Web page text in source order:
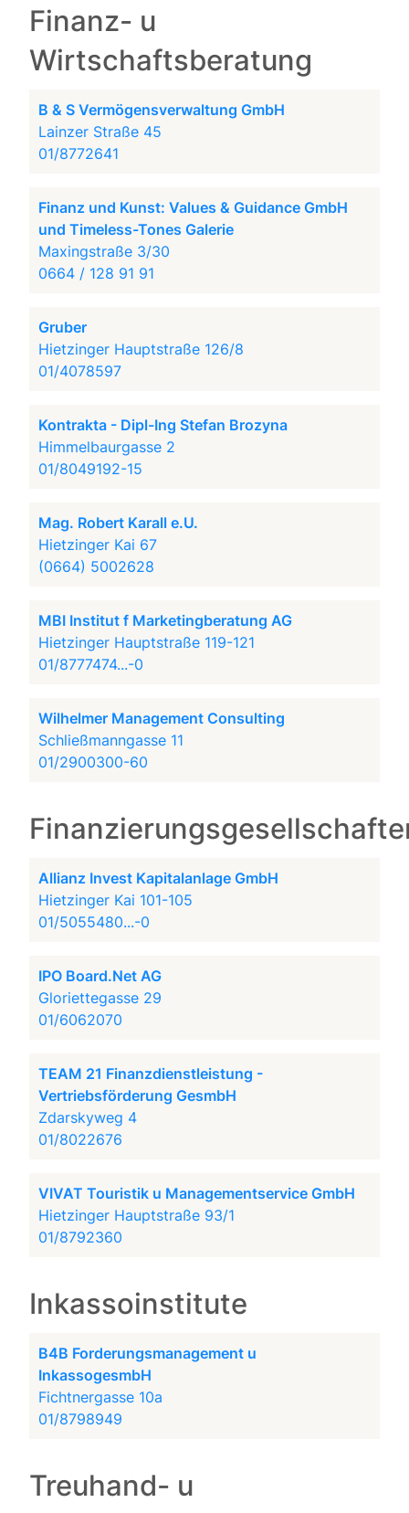
Finanz- u
Wirtschaftsberatung
B & S Vermögensverwaltung GmbH
Lainzer Straße 45
01/8772641
Finanz und Kunst: Values & Guidance GmbH
und Timeless-Tones Galerie
Maxingstraße 3/30
0664 / 128 91 91
Gruber
Hietzinger Hauptstraße 126/8
01/4078597
Kontrakta - Dipl-Ing Stefan Brozyna
Himmelbaurgasse 2
01/8049192-15
Mag. Robert Karall e.U.
Hietzinger Kai 67
(0664) 5002628
MBI Institut f Marketingberatung AG
Hietzinger Hauptstraße 119-121
01/8777474...-0
Wilhelmer Management Consulting
Schließmanngasse 11
01/2900300-60
Allianz Invest Kapitalanlage GmbH
Hietzinger Kai 101-105
01/5055480...-0
IPO Board.Net AG
Gloriettegasse 29
01/6062070
TEAM 21 Finanzdienstleistung -
Vertriebsförderung GesmbH
Zdarskyweg 4
01/8022676
VIVAT Touristik u Managementservice GmbH
Hietzinger Hauptstraße 93/1
01/8792360
Inkassoinstitute
B4B Forderungsmanagement u
InkassogesmbH
Fichtnergasse 10a
01/8798949
Treuhand- u